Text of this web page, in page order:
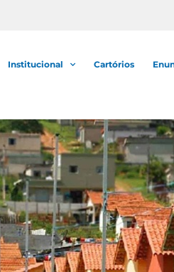
Institucional Cartórios